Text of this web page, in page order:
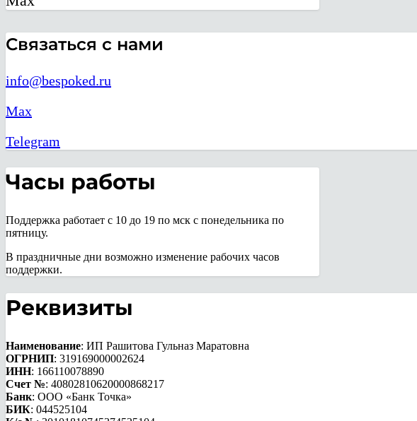
Связаться с нами
info@bespoked.ru
Max
Telegram
Часы работы
Поддержка работает с 10 до 19 по мск с понедельника по
пятницу.
В праздничные дни возможно изменение рабочих часов
поддержки.
Реквизиты
Наименование: ИП Рашитова Гульназ Маратовна
ОГРНИП: 319169000002624
ИНН: 166110078890
Счет №: 40802810620000868217
Банк: ООО «Банк Точка»
БИК: 044525104